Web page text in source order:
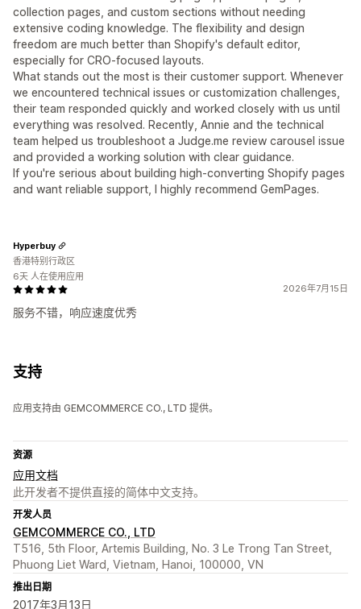
collection pages, and custom sections without needing
extensive coding knowledge. The flexibility and design
freedom are much better than Shopify's default editor,
especially for CRO-focused layouts.
What stands out the most is their customer support. Whenever
we encountered technical issues or customization challenges,
their team responded quickly and worked closely with us until
everything was resolved. Recently, Annie and the technical
team helped us troubleshoot a Judge.me review carousel issue
and provided a working solution with clear guidance.
If you're serious about building high-converting Shopify pages
and want reliable support, I highly recommend GemPages.
2026年7月15日
服务不错，响应速度优秀
Hyperbuy
香港特别行政区
6天 人在使用应用
支持
应用支持由 GEMCOMMERCE CO., LTD 提供。
资源
应用文档
此开发者不提供直接的简体中文支持。
开发人员
GEMCOMMERCE CO., LTD
T516, 5th Floor, Artemis Building, No. 3 Le Trong Tan Street,
Phuong Liet Ward, Vietnam, Hanoi, 100000, VN
推出日期
2017年3月13日